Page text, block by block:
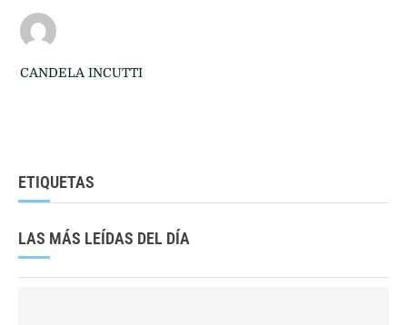
CANDELA INCUTTI
ETIQUETAS
LAS MÁS LEÍDAS DEL DÍA